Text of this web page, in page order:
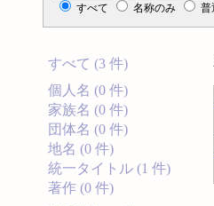
すべて 名称のみ 普
すべて (3 件)
個人名 (0 件)
家族名 (0 件)
団体名 (0 件)
地名 (0 件)
統一タイトル (1 件)
著作 (0 件)